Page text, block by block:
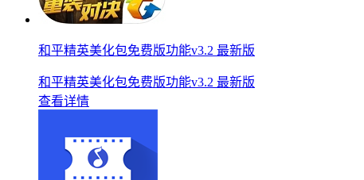
和平精英美化包免费版功能v3.2 最新版
和平精英美化包免费版功能v3.2 最新版
查看详情